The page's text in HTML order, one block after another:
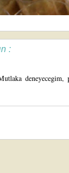
:
deneyecegim,